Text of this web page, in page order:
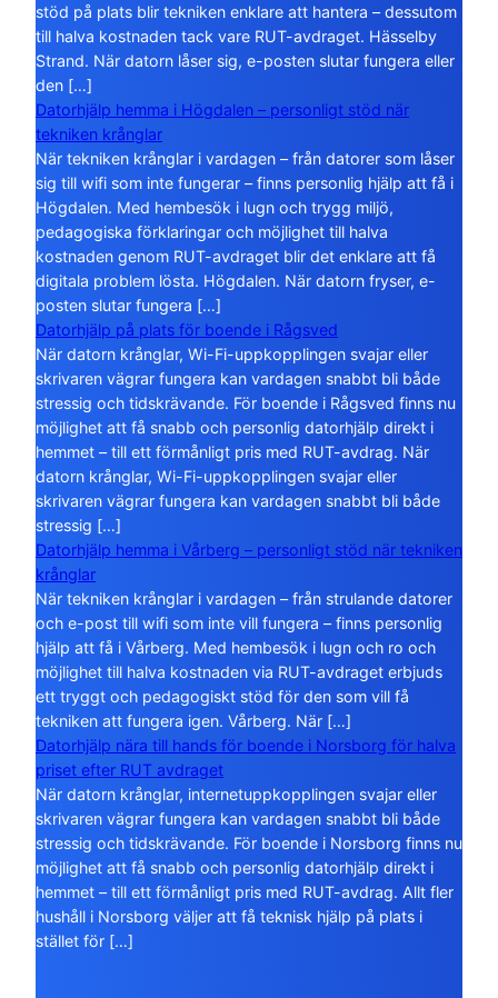
stöd på plats blir tekniken enklare att hantera – dessutom
till halva kostnaden tack vare RUT-avdraget. Hässelby
Strand. När datorn låser sig, e-posten slutar fungera eller
den […]
Datorhjälp hemma i Högdalen – personligt stöd när
tekniken krånglar
När tekniken krånglar i vardagen – från datorer som låser
sig till wifi som inte fungerar – finns personlig hjälp att få i
Högdalen. Med hembesök i lugn och trygg miljö,
pedagogiska förklaringar och möjlighet till halva
kostnaden genom RUT-avdraget blir det enklare att få
digitala problem lösta. Högdalen. När datorn fryser, e-
posten slutar fungera […]
Datorhjälp på plats för boende i Rågsved
När datorn krånglar, Wi-Fi-uppkopplingen svajar eller
skrivaren vägrar fungera kan vardagen snabbt bli både
stressig och tidskrävande. För boende i Rågsved finns nu
möjlighet att få snabb och personlig datorhjälp direkt i
hemmet – till ett förmånligt pris med RUT-avdrag. När
datorn krånglar, Wi-Fi-uppkopplingen svajar eller
skrivaren vägrar fungera kan vardagen snabbt bli både
stressig […]
Datorhjälp hemma i Vårberg – personligt stöd när tekniken
krånglar
När tekniken krånglar i vardagen – från strulande datorer
och e-post till wifi som inte vill fungera – finns personlig
hjälp att få i Vårberg. Med hembesök i lugn och ro och
möjlighet till halva kostnaden via RUT-avdraget erbjuds
ett tryggt och pedagogiskt stöd för den som vill få
tekniken att fungera igen. Vårberg. När […]
Datorhjälp nära till hands för boende i Norsborg för halva
priset efter RUT avdraget
När datorn krånglar, internetuppkopplingen svajar eller
skrivaren vägrar fungera kan vardagen snabbt bli både
stressig och tidskrävande. För boende i Norsborg finns nu
möjlighet att få snabb och personlig datorhjälp direkt i
hemmet – till ett förmånligt pris med RUT-avdrag. Allt fler
hushåll i Norsborg väljer att få teknisk hjälp på plats i
stället för […]